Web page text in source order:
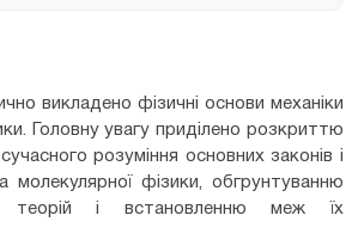
викладено фізичні основи механіки
Головну увагу приділено розкриттю
розуміння основних законів і
молекулярної фізики, обгрунтуванню
теорій і встановленню меж їх